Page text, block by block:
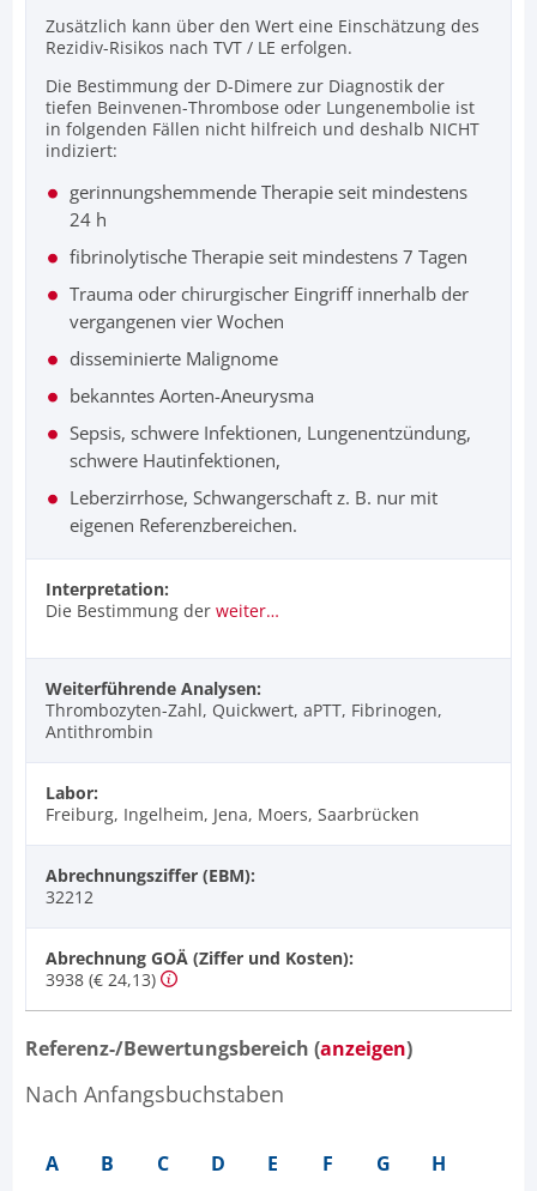
Zusätzlich kann über den Wert eine Einschätzung des
Rezidiv-Risikos nach TVT / LE erfolgen.
Die Bestimmung der D-Dimere zur Diagnostik der
tiefen Beinvenen-Thrombose oder Lungenembolie ist
in folgenden Fällen nicht hilfreich und deshalb NICHT
indiziert:
gerinnungshemmende Therapie seit mindestens
24 h
fibrinolytische Therapie seit mindestens 7 Tagen
Trauma oder chirurgischer Eingriff innerhalb der
vergangenen vier Wochen
disseminierte Malignome
bekanntes Aorten-Aneurysma
Sepsis, schwere Infektionen, Lungenentzündung,
schwere Hautinfektionen,
Leberzirrhose, Schwangerschaft z. B. nur mit
eigenen Referenzbereichen.
Interpretation:
Die Bestimmung der weiter…
Weiterführende Analysen:
Thrombozyten-Zahl, Quickwert, aPTT, Fibrinogen,
Antithrombin
Labor:
Freiburg, Ingelheim, Jena, Moers, Saarbrücken
Abrechnungsziffer (EBM):
32212
Abrechnung GOÄ (Ziffer und Kosten):
3938 (€ 24,13)
Referenz-/Bewertungsbereich (anzeigen)
Nach Anfangsbuchstaben
A B C D E F G H